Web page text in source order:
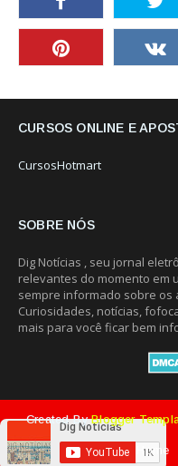
CURSOS ONLINE E
CursosHotmart
SOBRE NÓS
Dig Notícias , seu jornal
relevantes do momento em
sempre informado sobre os
Curiosidades, notícias,
mais para você ficar bem
Created ByBlogger
Home